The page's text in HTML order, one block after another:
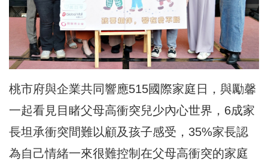
桃市府與企業共同響應515國際家庭日，與勵馨
一起看見目睹父母高衝突兒少內心世界，6成家
長坦承衝突間難以顧及孩子感受，35%家長認
為自己情緒一來很難控制在父母高衝突的家庭